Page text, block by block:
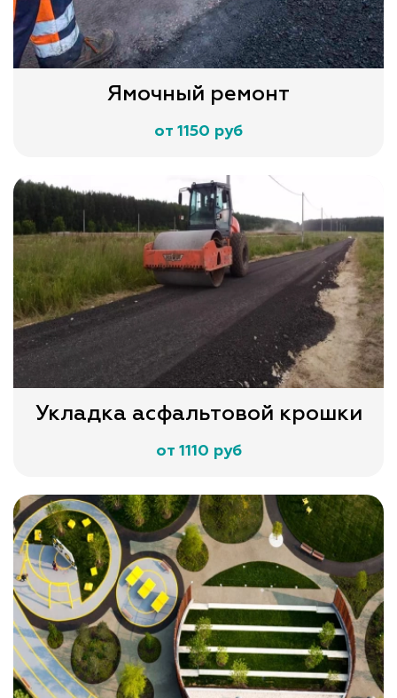
Ямочный ремонт
от 1150 руб
Укладка асфальтовой крошки
от 1110 руб